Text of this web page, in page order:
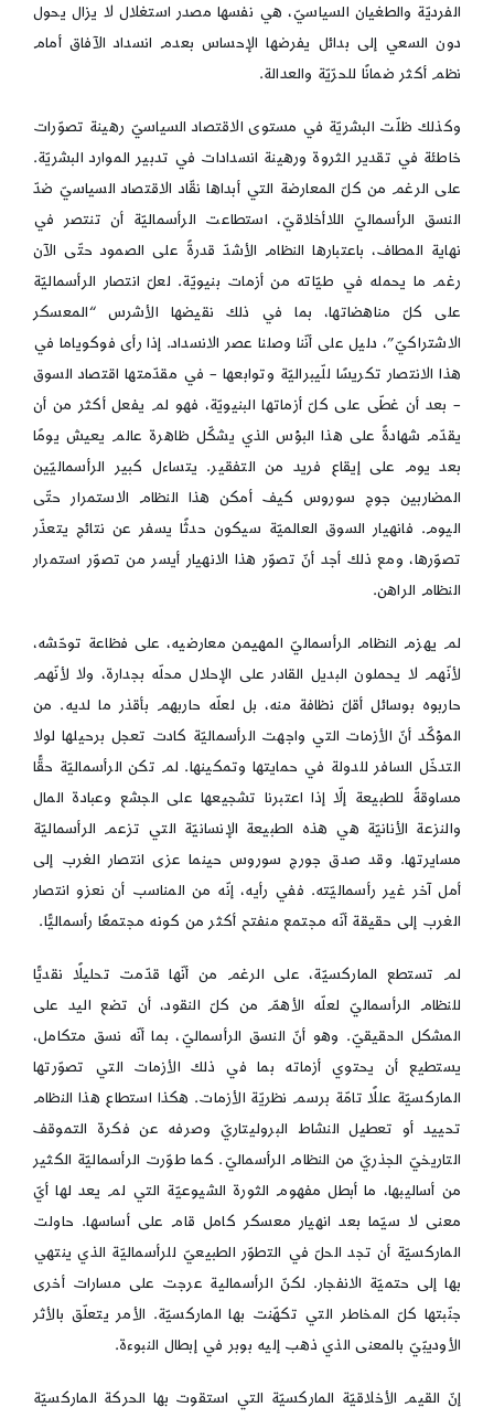
الفرديّة والطغيان السياسيّ، هي نفسها مصدر استغلال لا يزال يحول
دون السعي إلى بدائل يفرضها الإحساس بعدم انسداد الآفاق أمام
نظم أكثر ضمانًا للحرّيّة والعدالة.
وكذلك ظلّت البشريّة في مستوى الاقتصاد السياسيّ رهينة تصوّرات
خاطئة في تقدير الثروة ورهينة انسدادات في تدبير الموارد البشريّة.
على الرغم من كلّ المعارضة التي أبداها نقّاد الاقتصاد السياسيّ ضدّ
النسق الرأسماليّ اللاأخلاقيّ، استطاعت الرأسماليّة أن تنتصر في
نهاية المطاف، باعتبارها النظام الأشدّ قدرةً على الصمود حتّى الآن
رغم ما يحمله في طيّاته من أزمات بنيويّة. لعلّ انتصار الرأسماليّة
على كلّ مناهضاتها، بما في ذلك نقيضها الأشرس “المعسكر
الاشتراكيّ”، دليل على أنّنا وصلنا عصر الانسداد. إذا رأى فوكوياما في
هذا الانتصار تكريسًا للّيبراليّة وتوابعها – في مقدّمتها اقتصاد السوق
– بعد أن غطّى على كلّ أزماتها البنيويّة، فهو لم يفعل أكثر من أن
يقدّم شهادةً على هذا البؤس الذي يشكّل ظاهرة عالم يعيش يومًا
بعد يوم على إيقاع فريد من التفقير. يتساءل كبير الرأسماليّين
المضاربين جوج سوروس كيف أمكن هذا النظام الاستمرار حتّى
اليوم. فانهيار السوق العالميّة سيكون حدثًا يسفر عن نتائج يتعذّر
تصوّرها، ومع ذلك أجد أنّ تصوّر هذا الانهيار أيسر من تصوّر استمرار
النظام الراهن.
لم يهزم النظام الرأسماليّ المهيمن معارضيه، على فظاعة توحّشه،
لأنّهم لا يحملون البديل القادر على الإحلال محلّه بجدارة، ولا لأنّهم
حاربوه بوسائل أقلّ نظافة منه، بل لعلّه حاربهم بأقذر ما لديه. من
المؤكّد أنّ الأزمات التي واجهت الرأسماليّة كادت تعجل برحيلها لولا
التدخّل السافر للدولة في حمايتها وتمكينها. لم تكن الرأسماليّة حقًّا
مساوقةً للطبيعة إلّا إذا اعتبرنا تشجيعها على الجشع وعبادة المال
والنزعة الأنانيّة هي هذه الطبيعة الإنسانيّة التي تزعم الرأسماليّة
مسايرتها. وقد صدق جورج سوروس حينما عزى انتصار الغرب إلى
أمل آخر غير رأسماليّته. ففي رأيه، إنّه من المناسب أن نعزو انتصار
الغرب إلى حقيقة أنّه مجتمع منفتح أكثر من كونه مجتمعًا رأسماليًّا.
لم تستطع الماركسيّة، على الرغم من أنّها قدّمت تحليلًا نقديًّا
للنظام الرأسماليّ لعلّه الأهمّ من كلّ النقود، أن تضع اليد على
المشكل الحقيقيّ. وهو أنّ النسق الرأسماليّ، بما أنّه نسق متكامل،
يستطيع أن يحتوي أزماته بما في ذلك الأزمات التي تصوّرتها
الماركسيّة عللًا تامّة برسم نظريّة الأزمات. هكذا استطاع هذا النظام
تحييد أو تعطيل النشاط البروليتاريّ وصرفه عن فكرة التموقف
التاريخيّ الجذريّ من النظام الرأسماليّ. كما طوّرت الرأسماليّة الكثير
من أساليبها، ما أبطل مفهوم الثورة الشيوعيّة التي لم يعد لها أيّ
معنى لا سيّما بعد انهيار معسكر كامل قام على أساسها. حاولت
الماركسيّة أن تجد الحلّ في التطوّر الطبيعيّ للرأسماليّة الذي ينتهي
بها إلى حتميّة الانفجار. لكنّ الرأسمالية عرجت على مسارات أخرى
جنّبتها كلّ المخاطر التي تكهّنت بها الماركسيّة. الأمر يتعلّق بالأثر
الأوديبّيّ بالمعنى الذي ذهب إليه بوبر في إبطال النبوءة.
إنّ القيم الأخلاقيّة الماركسيّة التي استقوت بها الحركة الماركسيّة